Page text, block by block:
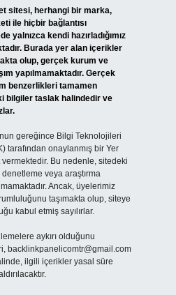
sitesi, herhangi bir marka,
ile hiçbir bağlantısı
yalnızca kendi hazırladığımız
Burada yer alan içerikler
olup, gerçek kurum ve
yapılmamaktadır. Gerçek
benzerlikleri tamamen
bilgiler taslak halindedir ve
gereğince Bilgi Teknolojileri
tarafından onaylanmış bir Yer
vermektedir. Bu nedenle, sitedeki
veya araştırma
Ancak, üyelerimiz
taşımakta olup, siteye
kabul etmiş sayılırlar.
aykırı olduğunu
backlinkpanelicomtr@gmail.com
ilgili içerikler yasal süre